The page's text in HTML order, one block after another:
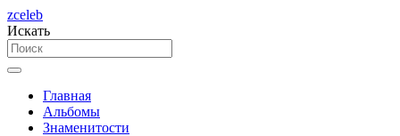
zceleb
Искать
Главная
Альбомы
Знаменитости